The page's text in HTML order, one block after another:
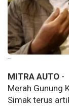
--
MITRA AUTO -
Merah Gunung
Simak terus